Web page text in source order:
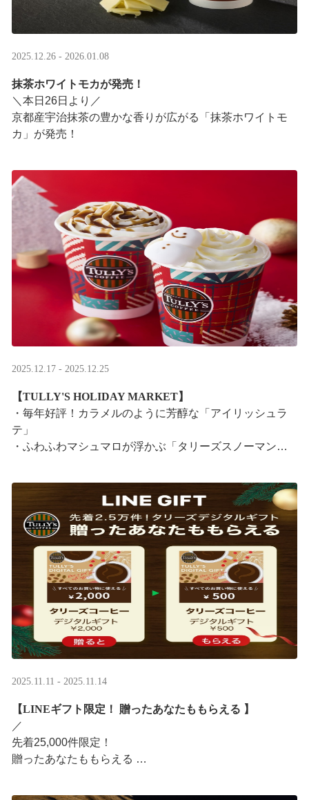
2025.12.26 - 2026.01.08
抹茶ホワイトモカが発売！
＼本日26日より／
京都産宇治抹茶の豊かな香りが広がる「抹茶ホワイトモ
カ」が発売！
2025.12.17 - 2025.12.25
【TULLY'S HOLIDAY MARKET】
・毎年好評！カラメルのように芳醇な「アイリッシュラ
テ」
・ふわふわマシュマロが浮かぶ「タリーズスノーマンラ
特別なドリンクと一緒に、クリスマス気分をお楽しみく
ださい。
2025.11.11 - 2025.11.14
【LINEギフト限定！ 贈ったあなたももらえる ​】
／ ​
先着25,000件限定！​
贈ったあなたももらえる ​